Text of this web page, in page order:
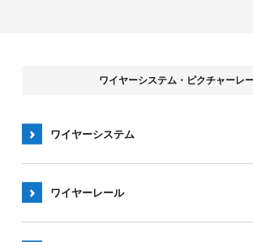
ワイヤーシステム・ピクチャーレ
ワイヤーシステム
ワイヤーレール